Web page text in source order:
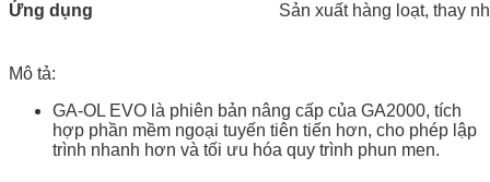
Ứng dụng Sản xuất hàng loạt, thay
Mô tả:
GA-OL EVO là phiên bản nâng cấp của GA2000, tích
hợp phần mềm ngoại tuyến tiên tiến hơn, cho phép lập
trình nhanh hơn và tối ưu hóa quy trình phun men.